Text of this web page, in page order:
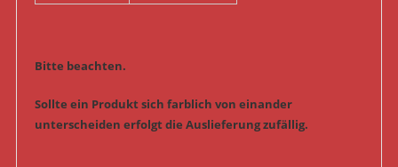
Bitte beachten.
Sollte ein Produkt sich farblich von einander
unterscheiden erfolgt die Auslieferung zufällig.